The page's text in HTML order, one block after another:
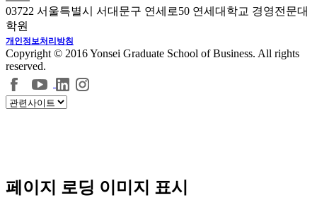
03722 서울특별시 서대문구 연세로50 연세대학교 경영전문대
학원
개인정보처리방침
Copyright © 2016 Yonsei Graduate School of Business. All rights
reserved.
페이지 로딩 이미지 표시